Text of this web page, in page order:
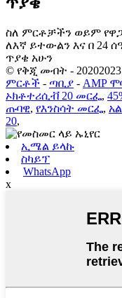
ስለ ምርቶቻችን ወይም
ለእኛ ይተውልን እና በ 24
ጥያቄ አሁን
© የቅጂ መብት -
ምርቶች - ጣቢያ - AMP
ኦክቶተሪሲቭ 20 መርፌ,
ጡባዊ, የእንስሳት መርፌ,
20,
ኢሜል ይላኩ
ስካይፕ
WhatsApp
x